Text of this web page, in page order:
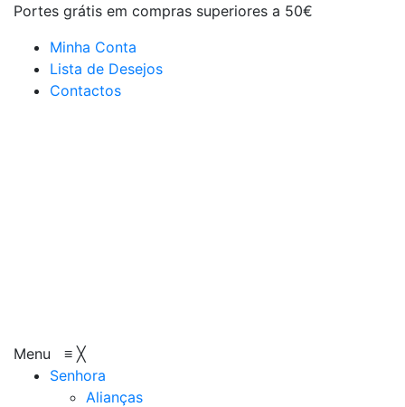
Portes grátis em compras superiores a 50€
Minha Conta
Lista de Desejos
Contactos
Menu ≡ ╳
Senhora
Alianças